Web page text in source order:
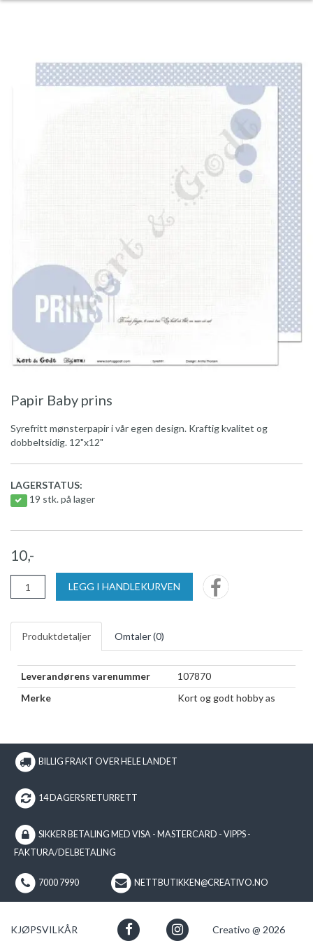
Papir Baby prins
Syrefritt mønsterpapir i vår egen design. Kraftig kvalitet og
dobbeltsidig. 12"x12"
LAGERSTATUS:
19 stk. på lager
10,-
LEGG I HANDLEKURVEN
Produktdetaljer Omtaler (0)
Leverandørens varenummer
107870
Merke
Kort og godt hobby as
BILLIG FRAKT OVER HELE LANDET
14 DAGERS RETURRETT
SIKKER BETALING MED VISA - MASTERCARD - VIPPS -
FAKTURA/DELBETALING
7000 7990 NETTBUTIKKEN@CREATIVO.NO
KJØPSVILKÅR Creativo @ 2026